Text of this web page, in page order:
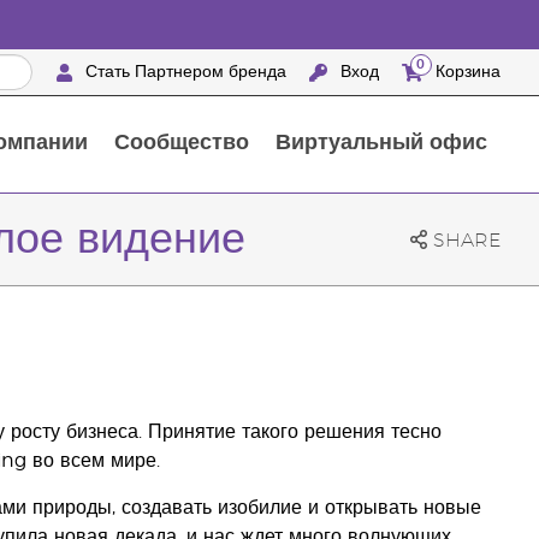
Стать Партнером бренда Вход 0 Корзина
Сообщество Виртуальный офис
видение SHARE
бизнеса. Принятие такого решения тесно
во всем мире.
природы, создавать изобилие и открывать новые